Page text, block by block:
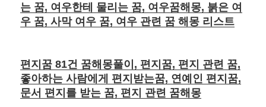
는 꿈, 여우한테 물리는 꿈, 여우꿈해몽, 붉은 여
우 꿈, 사막 여우 꿈, 여우 관련 꿈 해몽 리스트
편지꿈 81건 꿈해몽풀이, 편지꿈, 편지 관련 꿈,
좋아하는 사람에게 편지받는꿈, 연예인 편지꿈,
문서 편지를 받는 꿈, 편지 관련 꿈해몽